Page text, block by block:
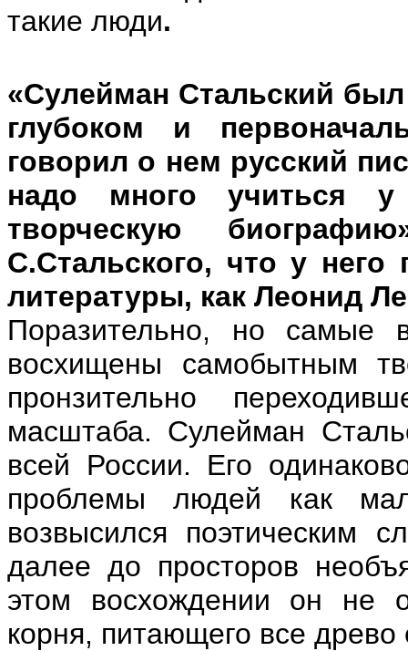
такие люди.
«Сулейман Стальский
глубоком и
говорил о нем русский
надо много учиться у
творческую
С.Стальского, что у него
литературы, как Леонид
Поразительно, но самые
восхищены самобытным
пронзительно
масштаба. Сулейман
всей России. Его
проблемы людей как
возвысился поэтическим
далее до просторов
этом восхождении он не
корня, питающего все древо